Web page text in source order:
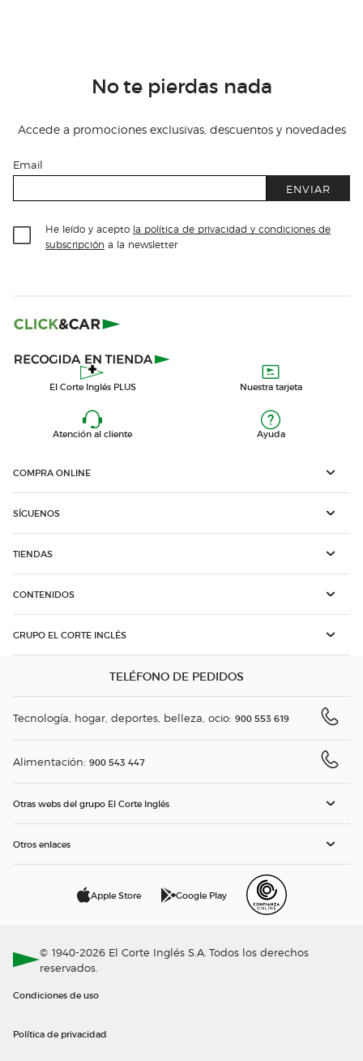
No te pierdas nada
Accede a promociones exclusivas, descuentos y novedades
Email
ENVIAR
He leído y acepto la política de privacidad y condiciones de
subscripción a la newsletter
El Corte Inglés PLUS Nuestra tarjeta
Atención al cliente Ayuda
COMPRA ONLINE
SÍGUENOS
TIENDAS
CONTENIDOS
GRUPO EL CORTE INGLÉS
TELÉFONO DE PEDIDOS
Tecnología, hogar, deportes, belleza, ocio: 900 553 619
Alimentación: 900 543 447
Otras webs del grupo El Corte Inglés
Otros enlaces
Apple Store Google Play
© 1940-2026 El Corte Inglés S.A. Todos los derechos
reservados.
Condiciones de uso
Política de privacidad